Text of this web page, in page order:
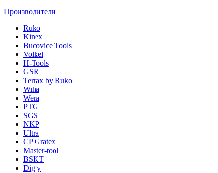
Производители
Ruko
Kinex
Bucovice Tools
Volkel
H-Tools
GSR
Terrax by Ruko
Wiha
Wera
PTG
SGS
NKP
Ultra
CP Gratex
Master-tool
BSKT
Digjy